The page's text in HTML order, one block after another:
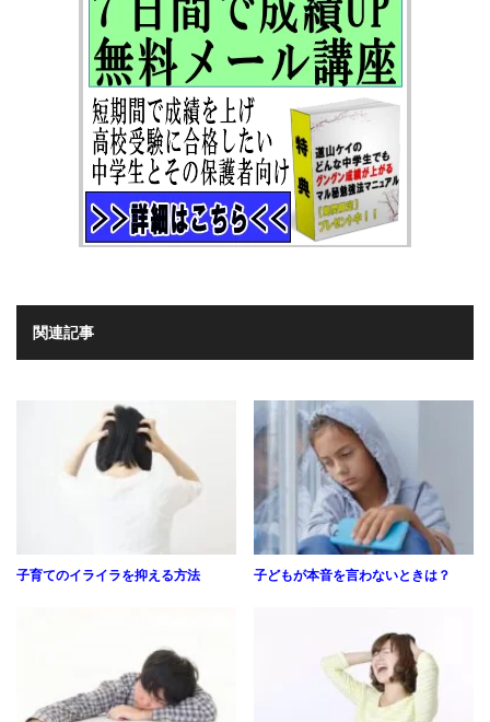
関連記事
子育てのイライラを抑える方法 子どもが本音を言わないときは？